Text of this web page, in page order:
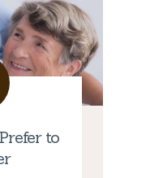
to